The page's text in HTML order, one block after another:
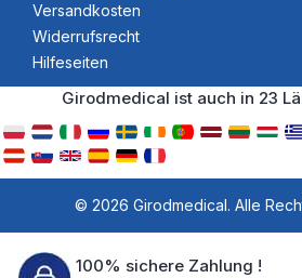
Versandkosten
Widerrufsrecht
Hilfeseiten
Girodmedical ist auch in 23
© 2026 Girodmedical. Alle
100% sichere Zahlung !